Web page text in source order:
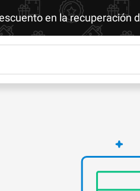
en la recuperación